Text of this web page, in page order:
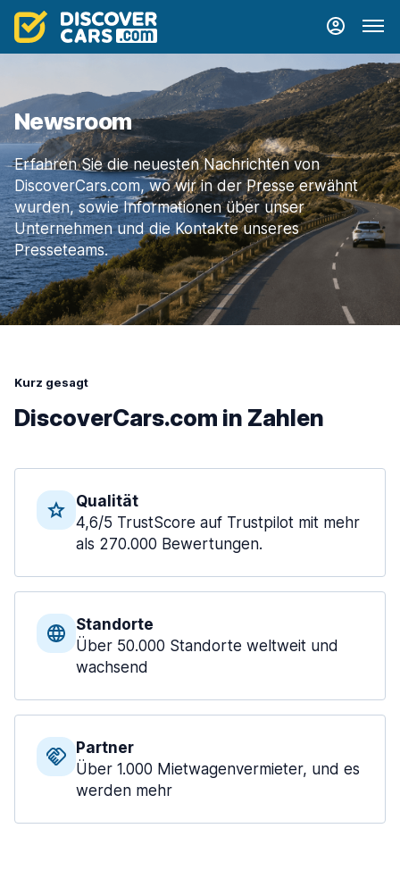
Newsroom
Erfahren Sie die neuesten Nachrichten von
DiscoverCars.com, wo wir in der Presse erwähnt
wurden, sowie Informationen über unser
Unternehmen und die Kontakte unseres
Presseteams.
Kurz gesagt
DiscoverCars.com in Zahlen
Qualität
4,6/5 TrustScore auf Trustpilot mit mehr
als 270.000 Bewertungen.
Standorte
Über 50.000 Standorte weltweit und
wachsend
Partner
Über 1.000 Mietwagenvermieter, und es
werden mehr